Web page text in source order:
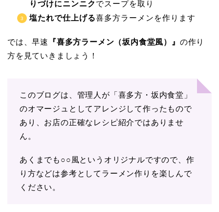
りづけにニンニク でスープを取り
塩たれで仕上げる喜多方ラーメンを作ります
では、早速 『喜多方ラーメン（坂内食堂風）』 の作り
方を見ていきましょう！
このブログは、管理人が「喜多方・坂内食堂」
のオマージュとしてアレンジして作ったもので
あり、お店の正確なレシピ紹介ではありませ
ん。
あくまでも○○風というオリジナルですので、作
り方などは参考としてラーメン作りを楽しんで
ください。